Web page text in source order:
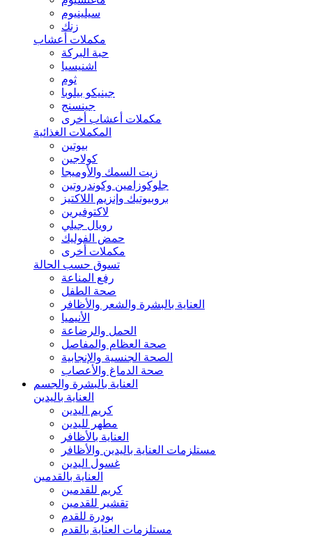
سيلينيوم
زنك
مكملات أعشاب
حبة البركة
اشنيسيا
ثوم
جينيكو بيلوبا
جينسنج
مكملات أعشاب أخرى
المكملات الغذائية
بيوتين
كولاجين
زيت السمك والأوميجا
جلوكوزامين وكوندروتين
بروبيوتيك وإنزيم اللاكتيز
لاكتوفيرين
رويال جيلي
حمض الفوليك
مكملات أخرى
تسوق حسب الحالة
رفع المناعة
صحة الطفل
العناية بالبشرة والشعر والأظافر
الأنيميا
الحمل والرضاعة
صحة العظام والمفاصل
الصحة الجنسية والإنجابية
صحة الدماغ والأعصاب
العناية بالبشرة والجسم
العناية باليدين
كريم اليدين
مطهر لليدين
العناية بالأظافر
مستلزمات العناية باليدين والأظافر
غسول اليدين
العناية بالقدمين
كريم للقدمين
تقشير للقدمين
بودرة للقدم
مستلزمات العناية بالقدم